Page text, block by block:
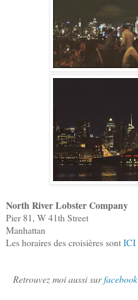
North River Lobster Company
Pier 81, W 41th Street
Manhattan
Les horaires des croisières sontICI
Retrouvez moi aussi surfacebook